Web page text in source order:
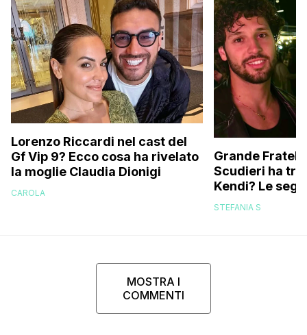
Lorenzo Riccardi nel cast del
Gf Vip 9? Ecco cosa ha rivelato
la moglie Claudia Dionigi
CAROLA
Grande
Scudieri ha
Kendi? Le
replica dell’ex
STEFANIA S
MOSTRA I
COMMENTI